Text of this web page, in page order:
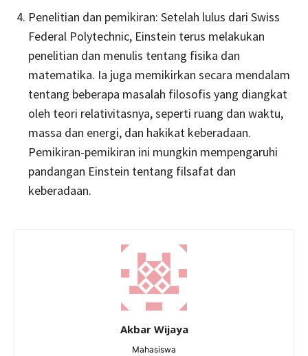
Penelitian dan pemikiran: Setelah lulus dari Swiss
Federal Polytechnic, Einstein terus melakukan
penelitian dan menulis tentang fisika dan
matematika. Ia juga memikirkan secara mendalam
tentang beberapa masalah filosofis yang diangkat
oleh teori relativitasnya, seperti ruang dan waktu,
massa dan energi, dan hakikat keberadaan.
Pemikiran-pemikiran ini mungkin mempengaruhi
pandangan Einstein tentang filsafat dan
keberadaan.
Akbar Wijaya
Mahasiswa